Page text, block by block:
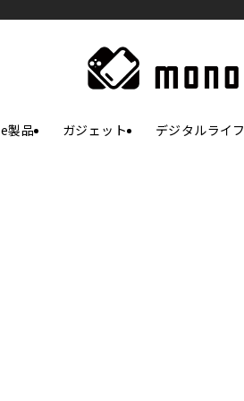
製品 ガジェット デジタルライフ